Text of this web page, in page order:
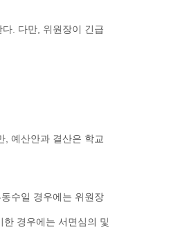
. 다만, 위원장이 긴급
, 예산안과 결산은 학교
수일 경우에는 위원장
경우에는 서면심의 및